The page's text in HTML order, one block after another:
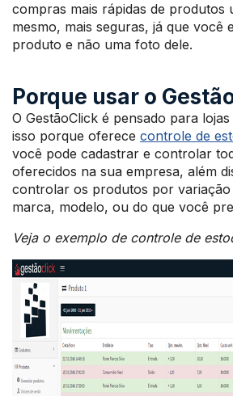
compras mais rápidas de produtos
mesmo, mais seguras, já que você
produto e não uma foto dele.
Porque usar o
O GestãoClick é pensado para
isso porque oferece controle de
você pode cadastrar e controlar
oferecidos na sua empresa, além
controlar os produtos por
marca, modelo, ou do que você
Veja o exemplo de controle de